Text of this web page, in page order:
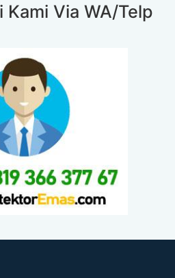
Via WA/Telp